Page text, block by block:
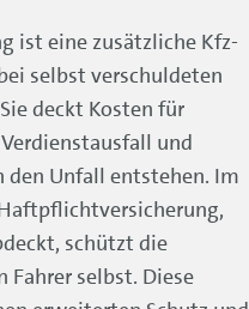
ist eine zusätzliche Kfz-
selbst verschuldeten
deckt Kosten für
und
den Unfall entstehen. Im
schützt die
Fahrer selbst. Diese